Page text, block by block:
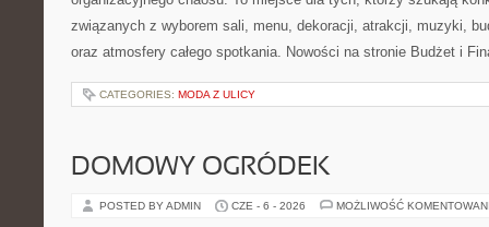
związanych z wyborem sali, menu, dekoracji, atrakcji, muzyki,
oraz atmosfery całego spotkania. Nowości na stronie Budżet i
CATEGORIES: MODA Z ULICY
DOMOWY OGRÓDEK
POSTED BY ADMIN CZE - 6 - 2026 MOŻLIWOŚĆ